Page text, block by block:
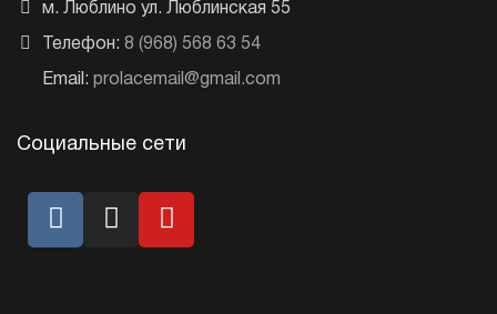
м. Люблино ул. Люблинская 55
Телефон: 8 (968) 568 63 54
Email: prolacemail@gmail.com
Социальные сети